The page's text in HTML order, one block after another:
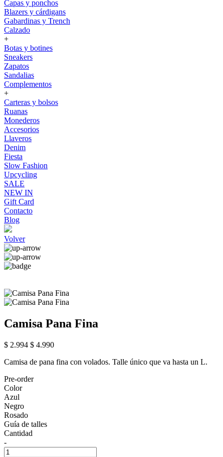
Capas y ponchos
Blazers y cárdigans
Gabardinas y Trench
Calzado
+
Botas y botines
Sneakers
Zapatos
Sandalias
Complementos
+
Carteras y bolsos
Ruanas
Monederos
Accesorios
Llaveros
Denim
Fiesta
Slow Fashion
Upcycling
SALE
NEW IN
Gift Card
Contacto
Blog
Volver
Camisa Pana Fina
$ 2.994 $ 4.990
Camisa de pana fina con volados. Talle único que va hasta un L.
Pre-order
Color
Azul
Negro
Rosado
Guía de talles
Cantidad
-